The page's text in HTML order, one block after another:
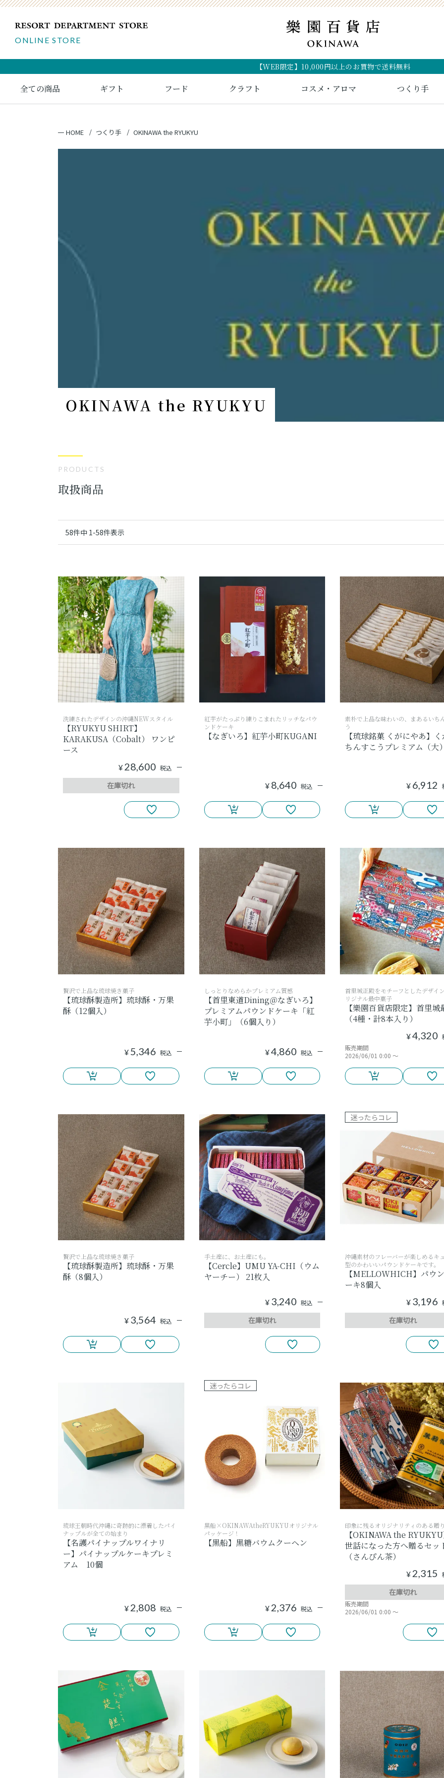
ONLINE STORE
【WEB限定】10,000円以上のお買物で送料無料
全ての商品 ギフト フード クラフト コスメ・アロマ つくり手
HOME つくり手 OKINAWA the RYUKYU
OKINAWA the RYUKYU
PRODUCTS
取扱商品
58件中 1-58件表示
洗練されたデザインの沖縄NEWスタイル
【RYUKYU SHIRT】
KARAKUSA（Cobalt） ワンピ
ース
¥ 28,600 税込
在庫切れ
紅芋がたっぷり練りこまれたリッチなパウ
ンドケーキ
【なぎいろ】紅芋小町KUGANI
¥ 8,640 税込
素朴で上品な味わいの、まあるいち
う
【琉球銘菓 くがにやあ】
ちんすこうプレミアム（大
¥ 6,912
贅沢で上品な琉球焼き菓子
【琉球酥製造所】琉球酥・万果
酥（12個入）
¥ 5,346 税込
しっとりなめらかプレミアム質感
【首里東道Dining＠なぎいろ】
プレミアムパウンドケーキ「紅
芋小町」（6個入り）
¥4,860 税込
首里城正殿をモチーフとしたデザイ
リジナル最中菓子
【樂園百貨店限定】首里城
（4種・計8本入り）
¥4,320
販売期間
2026/06/01 0:00 〜
贅沢で上品な琉球焼き菓子
【琉球酥製造所】琉球酥・万果
酥（8個入）
¥ 3,564 税込
手土産に、お土産にも。
【Cercle】UMU YA-CHI（ウム
ヤーチー） 21枚入
¥ 3,240 税込
在庫切れ
迷ったらコレ
沖縄素材のフレーバーが楽しめるキ
型のかわいいパウンドケーキです。
【MELLOWHICH】パウ
ーキ8個入
¥ 3,196
在庫切れ
琉球王朝時代沖縄に奇跡的に漂着したパイ
ナップルが全ての始まり
【名護パイナップルワイナリ
ー】パイナップルケーキプレミ
アム 10個
¥ 2,808 税込
迷ったらコレ
黒船×OKINAWAtheRYUKYUオリジナル
パッケージ！
【黒船】黒糖バウムクーヘン
¥ 2,376 税込
印象に残るオリジナリティのある贈
【OKINAWA the
世話になった方へ贈るセッ
（さんぴん茶）
¥ 2,315
在庫切れ
販売期間
2026/06/01 0:00 〜